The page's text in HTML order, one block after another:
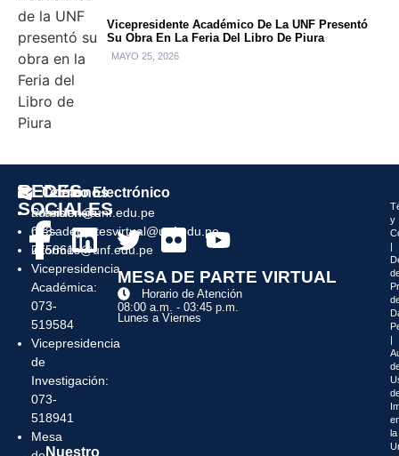
Vicepresidente Académico De La UNF Presentó
Su Obra En La Feria Del Libro De Piura
MAYO 25, 2026
REDES
SOCIALES
Nuestro
Teléfonos
Presidencia:
073-
215861
Vicepresidencia
Académica:
073-
519584
Vicepresidencia
de
Investigación:
073-
518941
Mesa
Correo Electrónico
admision@unf.edu.pe
mesadepartesvirtual@unf.edu.pe
informes@unf.edu.pe
MESA DE PARTE VIRTUAL
Horario de Atención
08:00 a.m. - 03:45 p.m.
Lunes a Viernes
y
|
|
la